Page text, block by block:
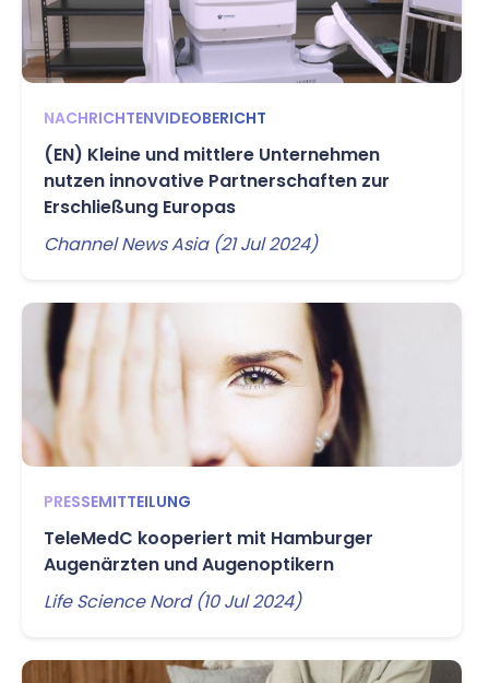
NACHRICHTENVIDEOBERICHT
(EN) Kleine und mittlere Unternehmen
nutzen innovative Partnerschaften zur
Erschließung Europas
Channel News Asia (21 Jul 2024)
PRESSEMITTEILUNG
TeleMedC kooperiert mit Hamburger
Augenärzten und Augenoptikern
Life Science Nord (10 Jul 2024)